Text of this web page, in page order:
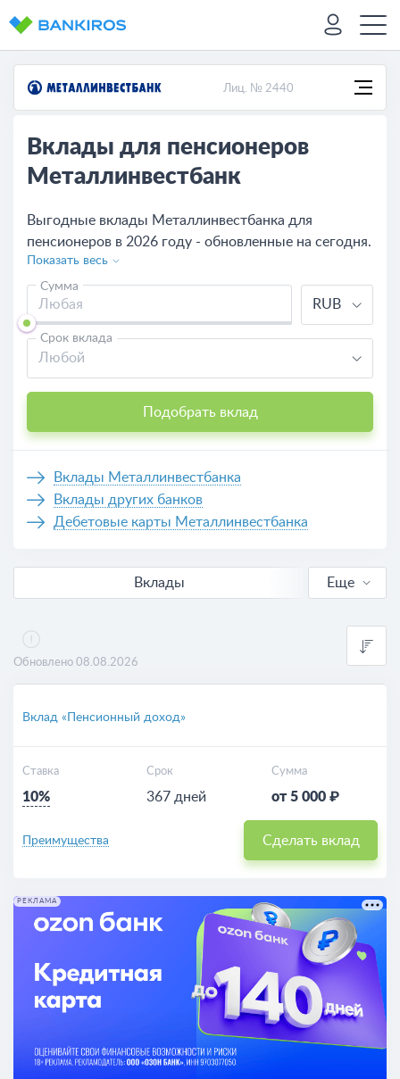
Лиц. № 2440
Вклады для пенсионеров
Металлинвестбанк
Выгодные вклады Металлинвестбанка для
пенсионеров в 2026 году - обновленные на сегодня.
Посмотрите условия по пенсионным вкладам в
Металлинвестбанке, рассчитайте калькулятором
доходность и сравните с программами других
банков.
Показать весь
Сумма
RUB
Срок вклада
Любой
Подобрать вклад
Вклады Металлинвестбанка
Вклады других банков
Дебетовые карты Металлинвестбанка
Вклады
Еще
Обновлено 08.08.2026
Вклад «Пенсионный доход»
Ставка
10%
Срок
367 дней
Сумма
от 5 000 ₽
Преимущества Сделать вклад
РЕКЛАМА